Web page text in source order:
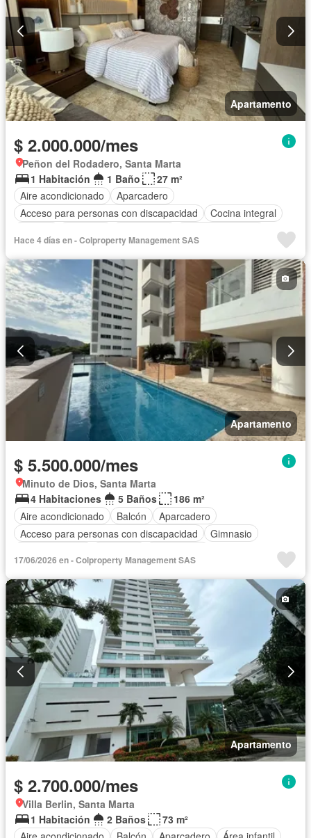
Apartamento
$ 2.000.000/mes
Peñon del Rodadero, Santa Marta
1 Habitación
1 Baño
27 m²
Aire acondicionado
Aparcadero
Acceso para personas con discapacidad
Cocina integral
Sauna
Seguridad privada Piscina Agua
Hace 4 días en - Colproperty Management SAS
Apartamento
$ 5.500.000/mes
Minuto de Dios, Santa Marta
4 Habitaciones
5 Baños
186 m²
Aire acondicionado
Balcón
Aparcadero
Acceso para personas con discapacidad
Gimnasio
Vista panorámica
Sauna Seguridad privada
Agua
17/06/2026 en - Colproperty Management SAS
Apartamento
$ 2.700.000/mes
Villa Berlin, Santa Marta
1 Habitación
2 Baños
73 m²